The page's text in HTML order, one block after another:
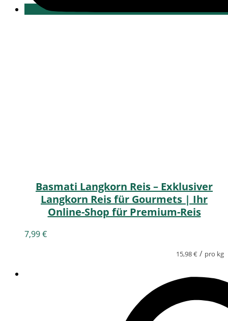
Basmati Langkorn Reis – Exklusiver
Langkorn Reis für Gourmets | Ihr
Online-Shop für Premium-Reis
7,99€
15,98€ / pro kg